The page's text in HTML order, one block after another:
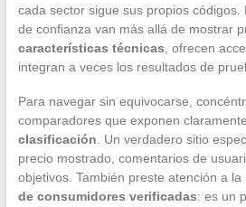
cada sector sigue sus propios
de confianza van más allá de mostrar
características técnicas , ofrecen
integran a veces los resultados de
Para navegar sin equivocarse,
comparadores que exponen
clasificación . Un verdadero sitio
precio mostrado, comentarios de
objetivos. También preste atención a la
de consumidores verificadas: es un